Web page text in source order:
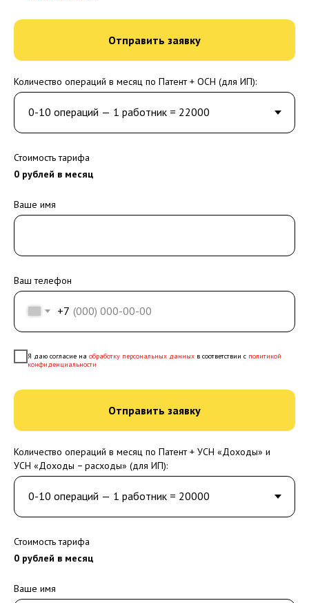
Отправить заявку
Количество операций в месяц по Патент + ОСН (для ИП):
Стоимость тарифа
0 рублей в месяц
Ваше имя
Ваш телефон
+7
Я даю согласие на обработку персональных данных в соответствии с политикой
конфиденциальности
Отправить заявку
Количество операций в месяц по Патент + УСН «Доходы» и
УСН «Доходы − расходы» (для ИП):
Стоимость тарифа
0 рублей в месяц
Ваше имя